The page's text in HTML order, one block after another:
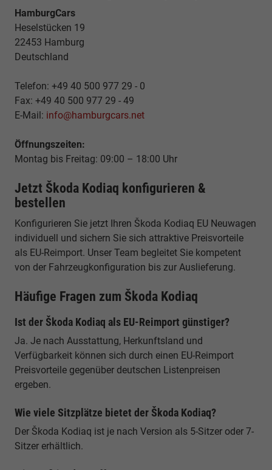
HamburgCars
Heselstücken 19
22453 Hamburg
Deutschland
Telefon: +49 40 500 977 29 - 0
Fax: +49 40 500 977 29 - 49
E-Mail: info@hamburgcars.net
Öffnungszeiten:
Montag bis Freitag: 09:00 – 18:00 Uhr
Jetzt Škoda Kodiaq konfigurieren &
bestellen
Konfigurieren Sie jetzt Ihren Škoda Kodiaq EU Neuwagen
individuell und sichern Sie sich attraktive Preisvorteile
als EU-Reimport. Unser Team begleitet Sie kompetent
von der Fahrzeugkonfiguration bis zur Auslieferung.
Häufige Fragen zum Škoda Kodiaq
Ist der Škoda Kodiaq als EU-Reimport günstiger?
Ja. Je nach Ausstattung, Herkunftsland und
Verfügbarkeit können sich durch einen EU-Reimport
Preisvorteile gegenüber deutschen Listenpreisen
ergeben.
Wie viele Sitzplätze bietet der Škoda Kodiaq?
Der Škoda Kodiaq ist je nach Version als 5-Sitzer oder 7-
Sitzer erhältlich.